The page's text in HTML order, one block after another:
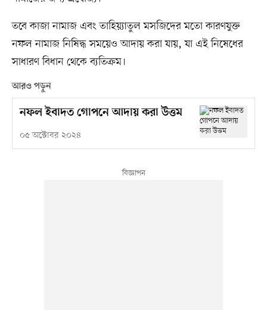
তবে কাজা নামাজ এবং তাহিয়্যাতুল মসজিদের মতো কারণযুক্ত
নফল নামাজ নিষিদ্ধ সময়েও আদায় করা যায়, যা এই নিষেধের
সাধারণ বিধান থেকে ব্যতিক্রম।
আরও পড়ুন
নফল ইবাদত গোপনে আদায় করা উত্তম
০৫ অক্টোবর ২০২৪